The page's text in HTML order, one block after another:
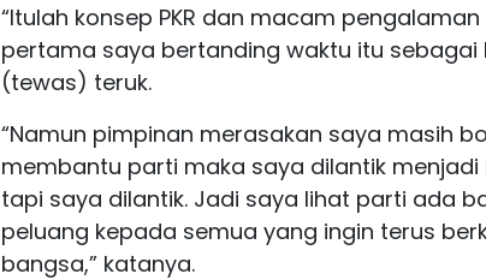
“Itulah konsep PKR dan macam
pertama saya bertanding waktu itu sebagai
(tewas) teruk.
“Namun pimpinan merasakan saya masih
membantu parti maka saya dilantik
tapi saya dilantik. Jadi saya lihat parti ada
peluang kepada semua yang ingin terus
bangsa,” katanya.